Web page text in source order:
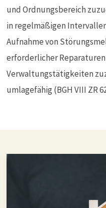
und Ordnungsbereich
in regelmäßigen
Aufnahme von
erforderlicher
Verwaltungstätigkeiten
umlagefähig (BGH VIII ZR